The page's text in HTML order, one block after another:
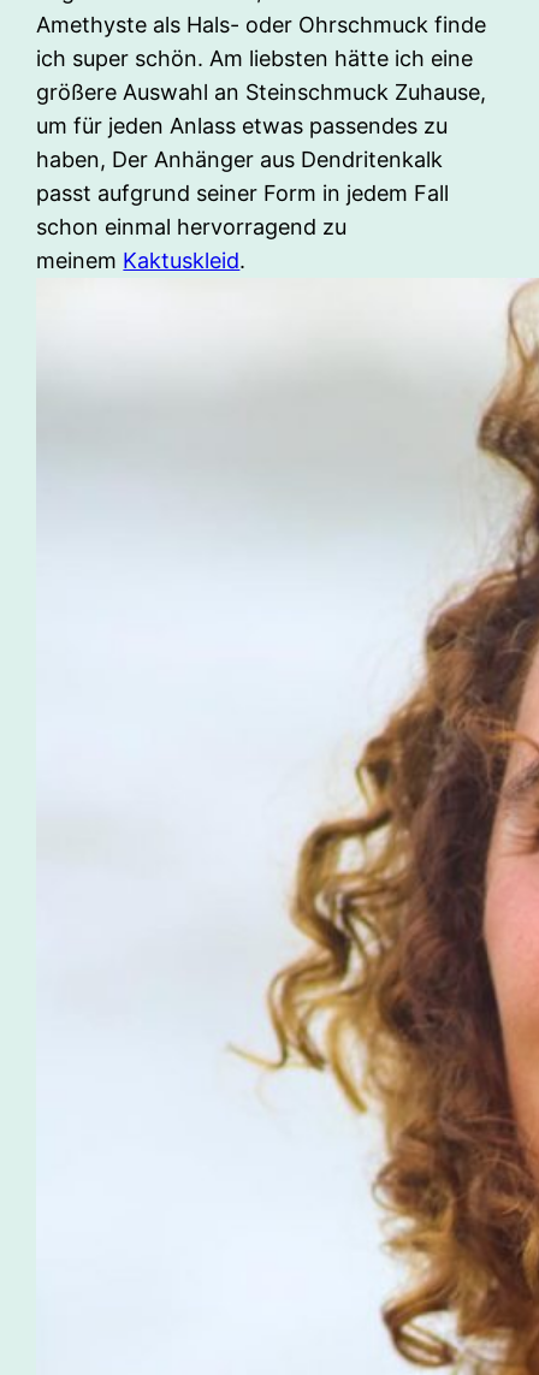
Amethyste als Hals- oder Ohrschmuck finde
ich super schön. Am liebsten hätte ich eine
größere Auswahl an Steinschmuck Zuhause,
um für jeden Anlass etwas passendes zu
haben, Der Anhänger aus Dendritenkalk
passt aufgrund seiner Form in jedem Fall
schon einmal hervorragend zu
meinem Kaktuskleid.